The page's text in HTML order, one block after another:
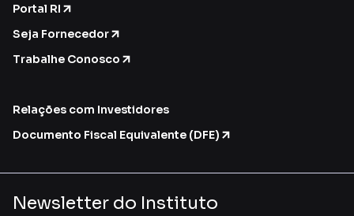
Portal RI
Seja Fornecedor
Trabalhe Conosco
Relações com Investidores
Documento Fiscal Equivalente (DFE)
Newsletter do Instituto